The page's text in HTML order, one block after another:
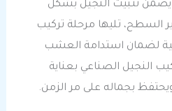
تثبيت النجيل بشكل
السطح، تليها مرحلة تركيب
لضمان استدامة العشب
النجيل الصناعي بعناية
بجماله على مر الزمن.